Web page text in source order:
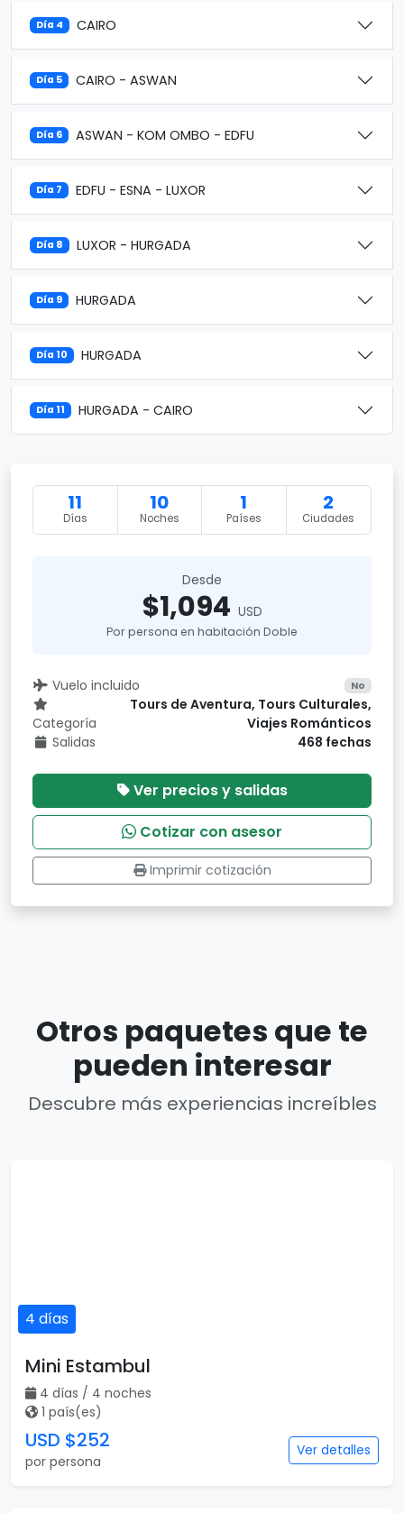
Día 4 CAIRO
Día 5 CAIRO - ASWAN
Día 6 ASWAN - KOM OMBO - EDFU
Día 7 EDFU - ESNA - LUXOR
Día 8 LUXOR - HURGADA
Día 9 HURGADA
Día 10 HURGADA
Día 11 HURGADA - CAIRO
11
Días
10
Noches
1
Países
2
Ciudades
Desde
$1,094 USD
Por persona en habitación Doble
Vuelo incluido No
Categoría
Tours de Aventura, Tours Culturales,
Viajes Románticos
Salidas
468 fechas
Ver precios y salidas
Cotizar con asesor
Imprimir cotización
Otros paquetes que te
pueden interesar
Descubre más experiencias increíbles
4 días
Mini Estambul
4 días / 4 noches
1 país(es)
USD $252
por persona
Ver detalles